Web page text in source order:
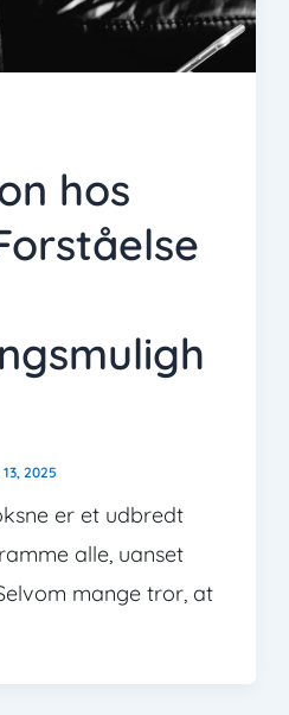
hos
2025
er et udbredt
alle, uanset
mange tror, at